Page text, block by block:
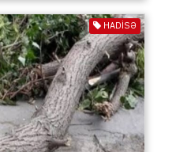
HADISƏ